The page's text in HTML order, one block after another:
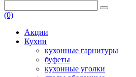
(0)
Акции
Кухни
кухонные гарнитуры
буфеты
кухонные уголки